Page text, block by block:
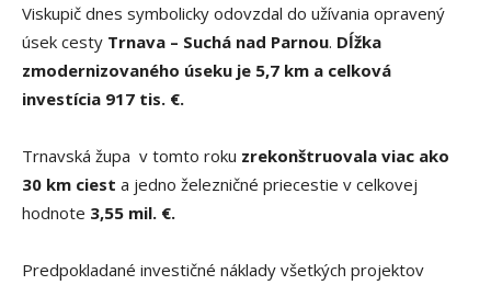
Viskupič dnes symbolicky odovzdal do užívania opravený
úsek cesty Trnava – Suchá nad Parnou. Dĺžka
zmodernizovaného úseku je 5,7 km a celková
investícia 917 tis. €.
Trnavská župa v tomto roku zrekonštruovala viac ako
30 km ciest a jedno železničné priecestie v celkovej
hodnote 3,55 mil. €.
Predpokladané investičné náklady všetkých projektov